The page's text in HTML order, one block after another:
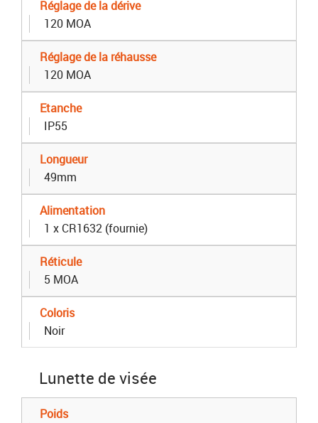
Réglage de la dérive
120 MOA
Réglage de la réhausse
120 MOA
Etanche
IP55
Longueur
49mm
Alimentation
1 x CR1632 (fournie)
Réticule
5 MOA
Coloris
Noir
Lunette de visée
Poids